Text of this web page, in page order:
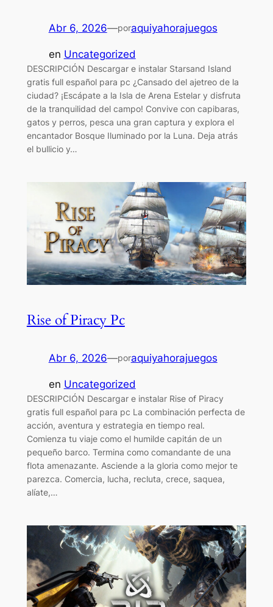
Abr 6, 2026—poraquiyahorajuegos
en Uncategorized
DESCRIPCIÓN Descargar e instalar Starsand Island
gratis full español para pc ¿Cansado del ajetreo de la
ciudad? ¡Escápate a la Isla de Arena Estelar y disfruta
de la tranquilidad del campo! Convive con capibaras,
gatos y perros, pesca una gran captura y explora el
encantador Bosque Iluminado por la Luna. Deja atrás
el bullicio y…
Rise of Piracy Pc
Abr 6, 2026—poraquiyahorajuegos
en Uncategorized
DESCRIPCIÓN Descargar e instalar Rise of Piracy
gratis full español para pc La combinación perfecta de
acción, aventura y estrategia en tiempo real.
Comienza tu viaje como el humilde capitán de un
pequeño barco. Termina como comandante de una
flota amenazante. Asciende a la gloria como mejor te
parezca. Comercia, lucha, recluta, crece, saquea,
alíate,…